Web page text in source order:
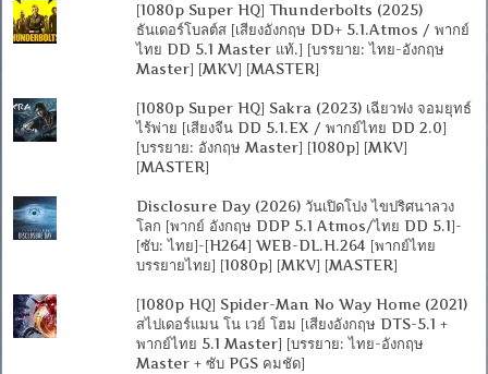
[1080p Super HQ] Thunderbolts (2025)
ธันเดอร์โบลต์ส [เสียงอังกฤษ DD+ 5.1.Atmos / พากย์
ไทย DD 5.1 Master แท้.] [บรรยาย: ไทย-อังกฤษ
Master] [MKV] [MASTER]
[1080p Super HQ] Sakra (2023) เฉียวฟง จอมยุทธ์
ไร้พ่าย [เสียงจีน DD 5.1.EX / พากย์ไทย DD 2.0]
[บรรยาย: อังกฤษ Master] [1080p] [MKV]
[MASTER]
Disclosure Day (2026) วันเปิดโปง ไขปริศนาลวง
โลก [พากย์ อังกฤษ DDP 5.1 Atmos/ไทย DD 5.1]-
[ซับ: ไทย]-[H264] WEB-DL.H.264 [พากย์ไทย
บรรยายไทย] [1080p] [MKV] [MASTER]
[1080p HQ] Spider-Man No Way Home (2021)
สไปเดอร์แมน โน เวย์ โฮม [เสียงอังกฤษ DTS-5.1 +
พากย์ไทย 5.1 Master] [บรรยาย: ไทย-อังกฤษ
Master + ซับ PGS คมชัด]